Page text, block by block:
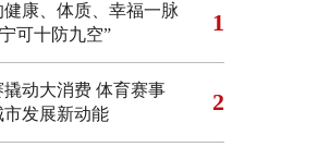
健康、体质、幸福一脉
可十防九空” 1
撬动大消费 体育赛事
市发展新动能
2